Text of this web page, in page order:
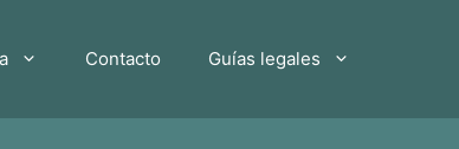
Contacto Guías legales